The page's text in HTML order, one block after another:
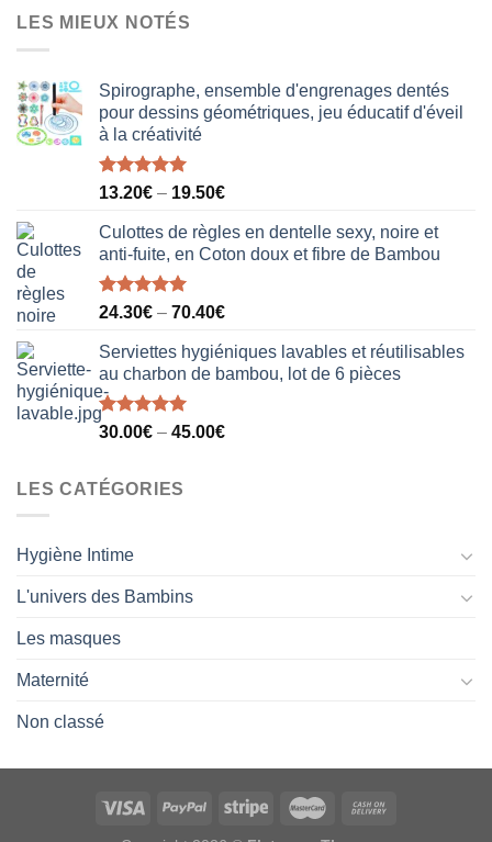
initial
était :
LES MIEUX NOTÉS
Spirographe, ensemble d'engrenages dentés
pour dessins géométriques, jeu éducatif d'éveil
à la créativité
Note5.00
13.20€ – 19.50€
Culottes de règles en dentelle sexy, noire et
anti-fuite, en Coton doux et fibre de Bambou
Note5.00
24.30€ – 70.40€
Serviettes hygiéniques lavables et réutilisables
au charbon de bambou, lot de 6 pièces
Note5.00
30.00€ – 45.00€
LES CATÉGORIES
Hygiène Intime
L'univers des Bambins
Les masques
Maternité
Non classé